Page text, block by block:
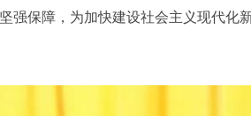
保障，为加快建设社会主义现代化